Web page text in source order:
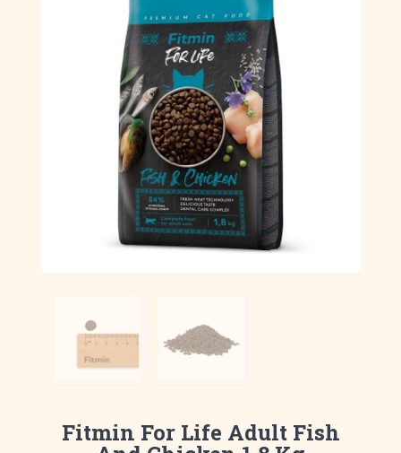
Fitmin For Life Adult Fish